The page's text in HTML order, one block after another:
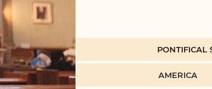
PONTIFICAL
AMERICA